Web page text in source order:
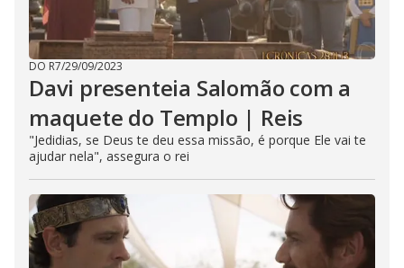
DO R7/29/09/2023
Davi presenteia Salomão com a
maquete do Templo | Reis
"Jedidias, se Deus te deu essa missão, é porque Ele vai te
ajudar nela", assegura o rei